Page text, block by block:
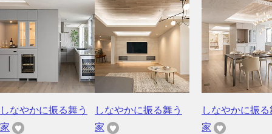
しなやかに振る舞う
家
しなやかに振る舞う
家
しなやかに振る
家